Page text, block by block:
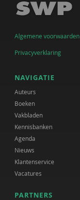
Algemene voorwaarden
Privacyverklaring
NAVIGATIE
Auteurs
Boeken
Vakbladen
Kennisbanken
Agenda
Nieuws
Klantenservice
Vacatures
PARTNERS